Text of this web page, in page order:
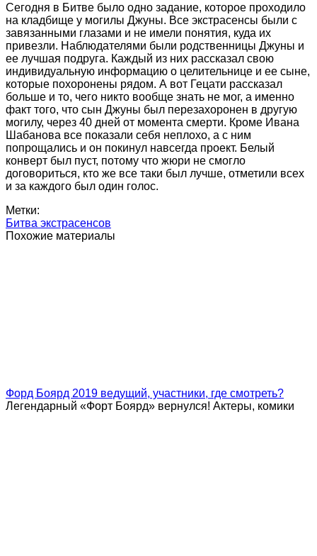
Сегодня в Битве было одно задание, которое проходило
на кладбище у могилы Джуны. Все экстрасенсы были с
завязанными глазами и не имели понятия, куда их
привезли. Наблюдателями были родственницы Джуны и
ее лучшая подруга. Каждый из них рассказал свою
индивидуальную информацию о целительнице и ее сыне,
которые похоронены рядом. А вот Гецати рассказал
больше и то, чего никто вообще знать не мог, а именно
факт того, что сын Джуны был перезахоронен в другую
могилу, через 40 дней от момента смерти. Кроме Ивана
Шабанова все показали себя неплохо, а с ним
попрощались и он покинул навсегда проект. Белый
конверт был пуст, потому что жюри не смогло
договориться, кто же все таки был лучше, отметили всех
и за каждого был один голос.
Метки:
Битва экстрасенсов
Похожие материалы
Форд Боярд 2019 ведущий, участники, где смотреть?
Легендарный «Форт Боярд» вернулся! Актеры, комики